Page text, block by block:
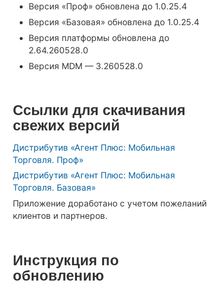
Версия «Проф» обновлена до 1.0.25.4
Версия «Базовая» обновлена до 1.0.25.4
Версия платформы обновлена до
2.64.260528.0
Версия MDM — 3.260528.0
Ссылки для скачивания
свежих версий
Дистрибутив «Агент Плюс: Мобильная
Торговля. Проф»
Дистрибутив «Агент Плюс: Мобильная
Торговля. Базовая»
Приложение доработано с учетом пожеланий
клиентов и партнеров.
Инструкция по
обновлению